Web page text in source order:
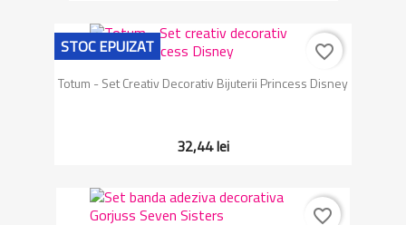
Totum - Set Creativ Decorativ Bijuterii Princess Disney
32,44 lei
STOC EPUIZAT favorite_border
favorite_border